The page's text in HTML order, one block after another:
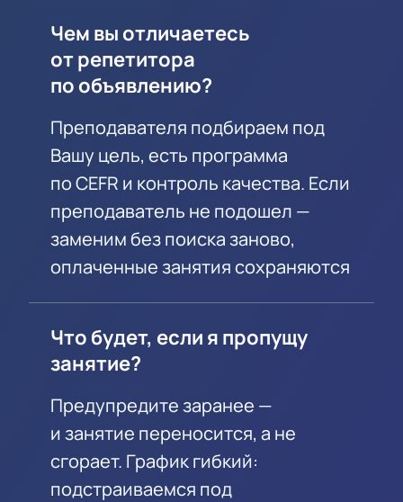
Чем вы отличаетесь
от репетитора
по объявлению?
Преподавателя подбираем под
Вашу цель, есть программа
по CEFR и контроль качества. Если
преподаватель не подошел —
заменим без поиска заново,
оплаченные занятия сохраняются
Что будет, если я пропущу
занятие?
Предупредите заранее —
и занятие переносится, а не
сгорает. График гибкий:
подстраиваемся под